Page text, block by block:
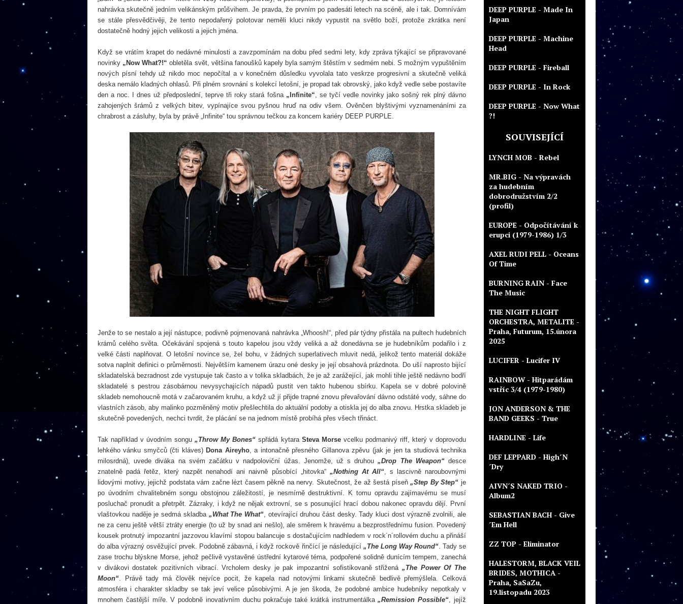
nahrávka skutečně jedním velikánským průšvihem. Je pravda, že prvním po padesáti letech na scéně, ale i tak. Domnívám
se stále přesvědčivěji, že tento nepodařený polotovar neměli kluci nikdy vypustit na světlo boží, protože zkrátka není
dostatečně hodný jejich velikosti a jejich jména.
Když se vrátím krapet do nedávné minulosti a zavzpomínám na dobu před sedmi lety, kdy zpráva týkající se připravované
novinky „Now What?!“ obletěla svět, většina fanoušků kapely byla samým štěstím v sedmém nebi. S možným vypuštěním
nových písní tehdy už nikdo moc nepočítal a v konečném důsledku vyvolala tato veskrze progresivní a skutečně veliká
deska nemálo kladných ohlasů. Při plném srovnání s kolekcí letošní, je propad tak obrovský, jako když vedle sebe postavíte
den a noc. I dnes už předposlední, teprve tři roky stará fošna „Infinite“, se tyčí vedle novinky jako sošný rek plný dávno
zahojených šrámů z velkých bitev, vypínajíce svou pyšnou hruď na odiv všem. Ověnčen blyštivými vyznamenáními za
chrabrost a zásluhy, byla by právě „Infinite“ tou správnou tečkou za koncem kariéry DEEP PURPLE.
Jenže to se nestalo a její nástupce, podivně pojmenovaná nahrávka „Whoosh!“, před pár týdny přistála na pultech hudebních
krámů celého světa. Očekávání spojená s touto kapelou jsou vždy veliká a až donedávna se je hudebníkům podařilo i z
velké části naplňovat. O letošní novince se, žel bohu, v žádných superlativech mluvit nedá, jelikož tento materiál dokáže
sotva naplnit definici o průměrnosti. Největším kamenem úrazu oné desky je její obsahová prázdnota. Do uší naprosto bijící
skladatelská bezradnost zde vystupuje tak často a v tolika skladbách, že je až zarážející, jak mohli tihle ještě nedávno bodří
skladatelé s pestrou zásobárnou nevysychajících nápadů pustit ven takto hubenou sbírku. Kapela se v dobré polovině
skladeb nemohoucně motá v začarovaném kruhu, a když už jí přijde trapné znovu převařování dávno odstáté vody, sáhne do
vlastních zásob, aby malinko pozměněný motiv přešlechtila do aktuální podoby a otiskla jej do alba znovu. Hrstka skladeb je
skutečně povedených, nechci tvrdit, že plácání se na jednom místě probíhá přes všech třináct.
Tak například v úvodním songu„Throw My Bones“spřádá kytara Steva Morsevcelku podmanivý riff, který v doprovodu
lehkého vánku smyčců (čti kláves) Dona Aireyho, a intonačně přesného Gillanova zpěvu (jak je jen ta studiová technika
milosrdná), uvede diváka na svém začátku v nadpoloviční úžas. Jenomže, už s druhou„Drop The Weapon“desce
znatelně padá řetěz, který nazpět nenahodí ani naivně působící „hitovka“„Nothing At All“, s lascivně naroubovnými
lidovými motivy, jejichž podstata vám začne lézt časem pěkně na nervy. Skutečnost, že až šestá píseň„Step By Step“ je
po úvodním chvalitebném songu obstojnou záležitostí, je nesmírně destruktivní. K tomu opravdu zajímavému se musí
posluchač pronudit a přetrpět. Zázraky, i když ne nějak extrovní, se s posunující hrací dobou nakonec opravdu dějí. První
vlaštovkou naděje je sedmá skladba „What The What“, otevírající druhou část desky. Tady kluci dost výrazně zvolnili, ale
ne za cenu ještě větší ztráty energie (to už by snad ani nešlo), ale směrem k hravému a bezprostřednímu fusion. Povedený
kousek protnutý impozantní jazzovou klavírní stopou balancuje s dostačujícím nadhledem v rock´n´rollovém duchu a přináší
do alba výrazný osvěžující prvek. Podobně zábavná, i když rockově řinčící je následující „The Long Way Round“. Tady se
zase trochu blýskne Morse, jehož pečlivě vystavěné ústřední kytarové téma, podpořené solidně dunícím tempem, zanechá
v divákovi dostatek pozitivních vibrací. Vrcholem desky je pak impozantní sofistikovaně střižená „The Power Of The
Moon“. Právě tady má člověk nejvíce pocit, že kapela nad notovými linkami skutečně bedlivě přemýšlela. Celková
atmosféra i charakter skladby se tak jeví velice působivými. A je jen škoda, že podobné ambice hudebníky nepotkaly v
mnohem častější míře. V podobně inovativním duchu pokračuje také krátká instrumentálka„Remission Possible“, jejíž
DEEP PURPLE - Made In
Japan
DEEP PURPLE - Machine
Head
DEEP PURPLE - Fireball
DEEP PURPLE - In Rock
DEEP PURPLE - Now What
?!
SOUVISEJÍCÍ
LYNCH MOB - Rebel
MR.BIG - Na výpravách
za hudebním
dobrodružstvím 2/2
(profil)
EUROPE - Odpočítávání k
erupci (1979-1986) 1/3
AXEL RUDI PELL - Oceans
Of Time
BURNING RAIN - Face
The Music
THE NIGHT FLIGHT
ORCHESTRA, METALITE -
Praha, Futurum, 15.února
2025
LUCIFER - Lucifer IV
RAINBOW - Hitparádám
vstříc 3/4 (1979-1980)
JON ANDERSON & THE
BAND GEEKS - True
HARDLINE - Life
DEF LEPPARD - High´N
´Dry
AIVN´S NAKED TRIO -
Album2
SEBASTIAN BACH - Give
´Em Hell
ZZ TOP - Eliminator
HALESTORM, BLACK VEIL
BRIDES, MOTHICA -
Praha, SaSaZu,
19.listopadu 2023